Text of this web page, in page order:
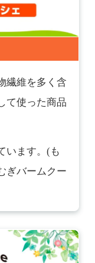
繊維を多く含
て使った商品
います。(も
ぎバームクー